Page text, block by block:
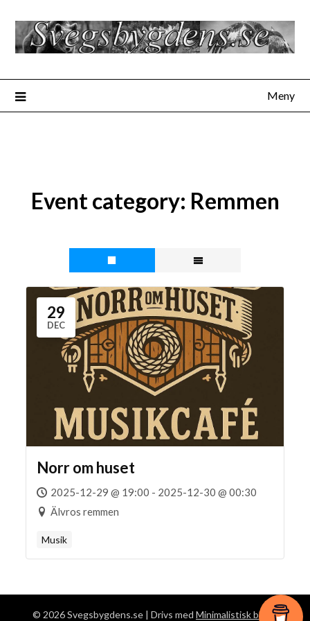
innehåll
Meny
Event category: Remmen
29
DEC
Norr om huset
2025-12-29 @ 19:00 - 2025-12-30 @ 00:30
Älvros remmen
Musik
© 2026 Svegsbygdens.se | Drivs med Minimalistisk blogg